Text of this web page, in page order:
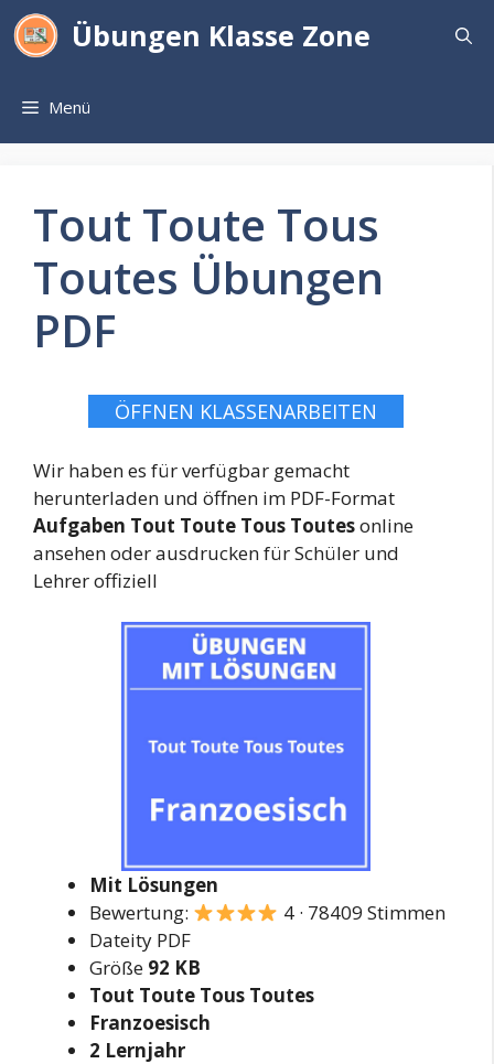
Zum
Inhalt
Übungen Klasse Zone
Menü
Tout Toute Tous
Toutes Übungen
PDF
ÖFFNEN KLASSENARBEITEN
Wir haben es für verfügbar gemacht
herunterladen und öffnen im PDF-Format
Aufgaben Tout Toute Tous Toutesonline
ansehen oder ausdrucken für Schüler und
Lehrer offiziell
Mit Lösungen
Bewertung:
4 · 78409 Stimmen
Dateity PDF
Größe 92 KB
Tout Toute Tous Toutes
Franzoesisch
2 Lernjahr